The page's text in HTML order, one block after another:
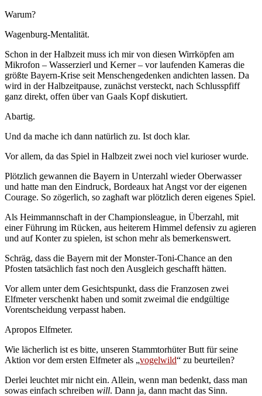
Warum?
Wagenburg-Mentalität.
Schon in der Halbzeit muss ich mir von diesen Wirrköpfen am
Mikrofon – Wasserzierl und Kerner – vor laufenden Kameras die
größte Bayern-Krise seit Menschengedenken andichten lassen. Da
wird in der Halbzeitpause, zunächst versteckt, nach Schlusspfiff
ganz direkt, offen über van Gaals Kopf diskutiert.
Abartig.
Und da mache ich dann natürlich zu. Ist doch klar.
Vor allem, da das Spiel in Halbzeit zwei noch viel kurioser wurde.
Plötzlich gewannen die Bayern in Unterzahl wieder Oberwasser
und hatte man den Eindruck, Bordeaux hat Angst vor der eigenen
Courage. So zögerlich, so zaghaft war plötzlich deren eigenes Spiel.
Als Heimmannschaft in der Championsleague, in Überzahl, mit
einer Führung im Rücken, aus heiterem Himmel defensiv zu agieren
und auf Konter zu spielen, ist schon mehr als bemerkenswert.
Schräg, dass die Bayern mit der Monster-Toni-Chance an den
Pfosten tatsächlich fast noch den Ausgleich geschafft hätten.
Vor allem unter dem Gesichtspunkt, dass die Franzosen zwei
Elfmeter verschenkt haben und somit zweimal die endgültige
Vorentscheidung verpasst haben.
Apropos Elfmeter.
Wie lächerlich ist es bitte, unseren Stammtorhüter Butt für seine
Aktion vor dem ersten Elfmeter als „vogelwild“ zu beurteilen?
Derlei leuchtet mir nicht ein. Allein, wenn man bedenkt, dass man
sowas einfach schreiben will. Dann ja, dann macht das Sinn.